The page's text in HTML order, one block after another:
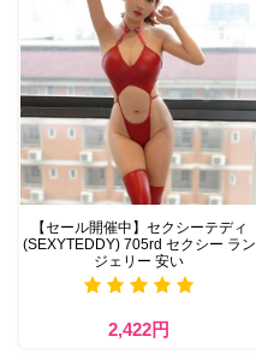
【セール開催中】セクシーテディ
(SEXYTEDDY) 705rd セクシー ラン
ジェリー 安い
2,422円